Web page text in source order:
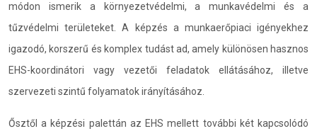
módon ismerik a környezetvédelmi, a munkavédelmi és a
tűzvédelmi területeket. A képzés a munkaerőpiaci igényekhez
igazodó, korszerű és komplex tudást ad, amely különösen hasznos
EHS-koordinátori vagy vezetői feladatok ellátásához, illetve
szervezeti szintű folyamatok irányításához.
Ősztől a képzési palettán az EHS mellett további két kapcsolódó